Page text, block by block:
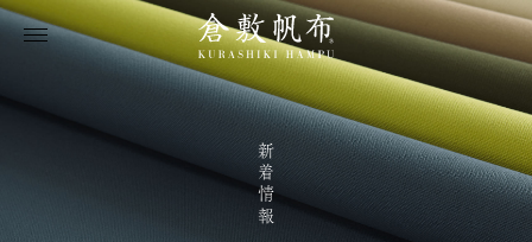
新着情報